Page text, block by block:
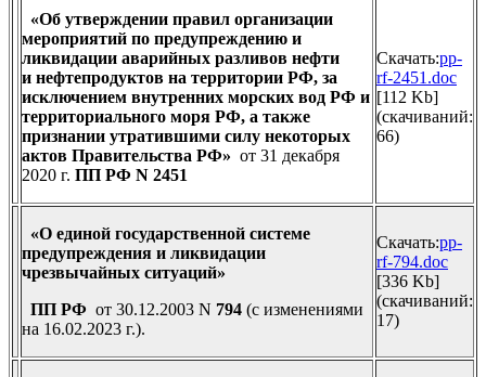
«Об утверждении правил организации
мероприятий по предупреждению и
ликвидации аварийных разливов нефти
и нефтепродуктов на территории РФ, за
исключением внутренних морских вод РФ и
территориального моря РФ, а также
признании утратившими силу некоторых
актов Правительства РФ» от 31 декабря
2020 г. ПП РФ N 2451
Скачать:pp-
rf-2451.doc
[112 Kb]
(cкачиваний:
66)
«О единой государственной системе
предупреждения и ликвидации
чрезвычайных ситуаций»
ПП РФ от 30.12.2003 N 794 (с изменениями
на 16.02.2023 г.).
Скачать:pp-
rf-794.doc
[336 Kb]
(cкачиваний:
17)